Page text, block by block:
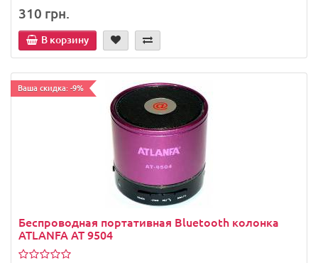
310 грн.
В корзину
Ваша скидка: -9%
Беспроводная портативная Bluetooth колонка
ATLANFA АТ 9504